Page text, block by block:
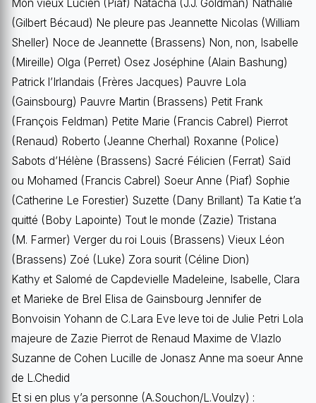
Mon vieux Lucien (Piaf) Natacha (J.J. Goldman) Nathalie
(Gilbert Bécaud) Ne pleure pas Jeannette Nicolas (William
Sheller) Noce de Jeannette (Brassens) Non, non, Isabelle
(Mireille) Olga (Perret) Osez Joséphine (Alain Bashung)
Patrick l’Irlandais (Frères Jacques) Pauvre Lola
(Gainsbourg) Pauvre Martin (Brassens) Petit Frank
(François Feldman) Petite Marie (Francis Cabrel) Pierrot
(Renaud) Roberto (Jeanne Cherhal) Roxanne (Police)
Sabots d’Hélène (Brassens) Sacré Félicien (Ferrat) Saïd
ou Mohamed (Francis Cabrel) Soeur Anne (Piaf) Sophie
(Catherine Le Forestier) Suzette (Dany Brillant) Ta Katie t’a
quitté (Boby Lapointe) Tout le monde (Zazie) Tristana
(M. Farmer) Verger du roi Louis (Brassens) Vieux Léon
(Brassens) Zoé (Luke) Zora sourit (Céline Dion)
Kathy et Salomé de Capdevielle Madeleine, Isabelle, Clara
et Marieke de Brel Elisa de Gainsbourg Jennifer de
Bonvoisin Yohann de C.Lara Eve leve toi de Julie Petri Lola
majeure de Zazie Pierrot de Renaud Maxime de V.lazlo
Suzanne de Cohen Lucille de Jonasz Anne ma soeur Anne
de L.Chedid
Et si en plus y’a personne (A.Souchon/L.Voulzy) :